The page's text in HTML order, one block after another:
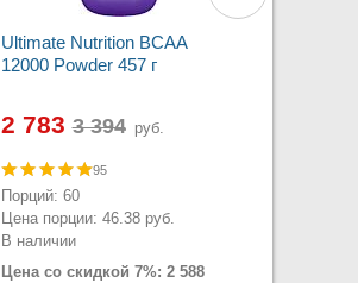
Ultimate Nutrition BCAA
12000 Powder 457 г
2 783 руб.
95
Порций: 60
Цена порции: 46.38 руб.
В наличии
Цена со скидкой 7%: 2 588